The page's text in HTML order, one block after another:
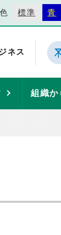
標準 青
ネス
組織か